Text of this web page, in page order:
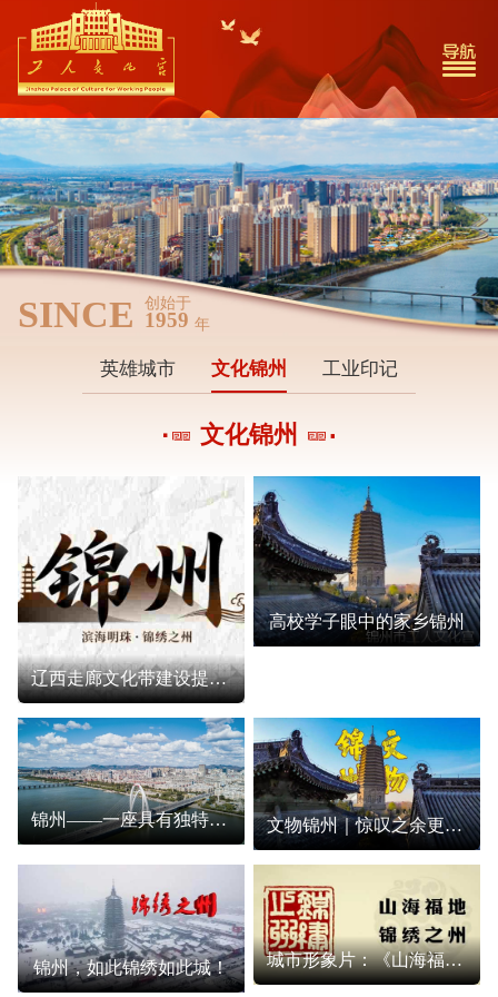
SINCE 创始于
1959 年
英雄城市 文化锦州 工业印记
文化锦州
辽西走廊文化带建设提升锦州区域中心城市文化辐射力的机制与对策研究
高校学子眼中的家乡锦州
锦州——一座具有独特文化气质和深厚历史文化底蕴的城市 文物锦州｜惊叹之余更令你骄傲
锦州，如此锦绣如此城！ 城市形象片：《山海福地 锦绣之州》